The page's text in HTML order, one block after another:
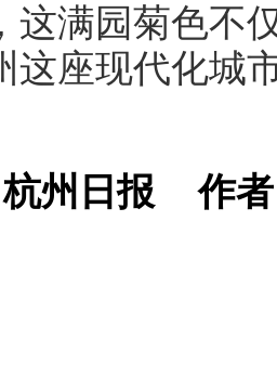
这满园菊色不
这座现代化城
杭州日报作